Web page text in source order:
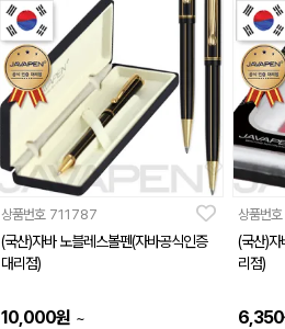
상품번호 711787
(국산)자바 노블레스볼펜(자바공식인증
대리점)
10,000원 ~
상품번호
(국산)자
리점)
6,350